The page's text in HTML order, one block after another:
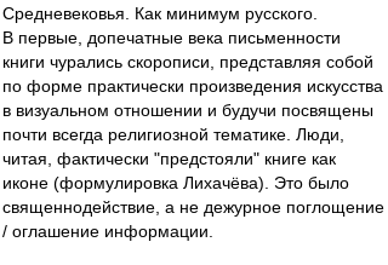
Средневековья. Как минимум русского.
В первые, допечатные века письменности
книги чурались скорописи, представляя собой
по форме практически произведения искусства
в визуальном отношении и будучи посвящены
почти всегда религиозной тематике. Люди,
читая, фактически "предстояли" книге как
иконе (формулировка Лихачёва). Это было
священнодействие, а не дежурное поглощение
/ оглашение информации.